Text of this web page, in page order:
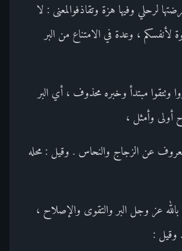
لرحلي وفيها هزة وتقاذفوالمعنى : لا
قوة لأنفسكم ، وعدة في الامتناع من البر
وتتقوا مبتدأ وخبره محذوف ، أي البر
أولى وأمثل ،
عن الزجاج والنحاس . وقيل : محله
بالله عز وجل البر والتقوى والإصلاح ،
وقيل :